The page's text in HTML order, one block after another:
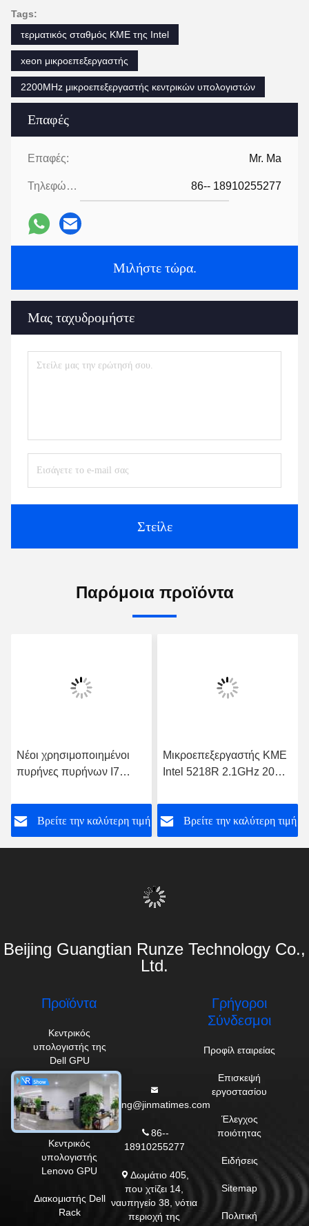
και είμαστε καλά - λαμβανόμενος από τους πελάτες, και
είμαστε αποφασισμένοι να χτίσουμε την επιχείρηση σε
έναν άριστο φορέα παροχής υπηρεσιών ΤΠ στην Κίνα.
Διοικητικές μέριμνες και μεταφορά